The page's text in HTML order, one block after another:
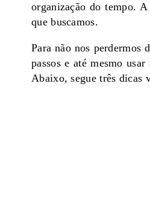
organização do tempo.
que buscamos.
Para não nos perdermos
passos e até mesmo
Abaixo, segue três dicas